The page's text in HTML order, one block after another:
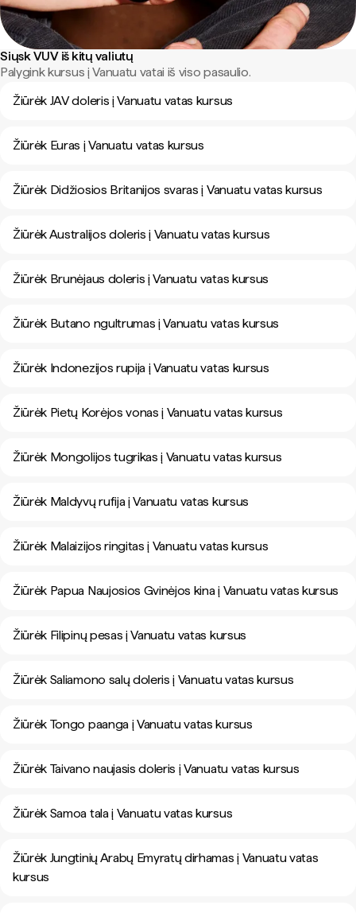
Siųsk VUV iš kitų valiutų
Palygink kursus į Vanuatu vatai iš viso pasaulio.
Žiūrėk JAV doleris į Vanuatu vatas kursus
Žiūrėk Euras į Vanuatu vatas kursus
Žiūrėk Didžiosios Britanijos svaras į Vanuatu vatas kursus
Žiūrėk Australijos doleris į Vanuatu vatas kursus
Žiūrėk Brunėjaus doleris į Vanuatu vatas kursus
Žiūrėk Butano ngultrumas į Vanuatu vatas kursus
Žiūrėk Indonezijos rupija į Vanuatu vatas kursus
Žiūrėk Pietų Korėjos vonas į Vanuatu vatas kursus
Žiūrėk Mongolijos tugrikas į Vanuatu vatas kursus
Žiūrėk Maldyvų rufija į Vanuatu vatas kursus
Žiūrėk Malaizijos ringitas į Vanuatu vatas kursus
Žiūrėk Papua Naujosios Gvinėjos kina į Vanuatu vatas kursus
Žiūrėk Filipinų pesas į Vanuatu vatas kursus
Žiūrėk Saliamono salų doleris į Vanuatu vatas kursus
Žiūrėk Tongo paanga į Vanuatu vatas kursus
Žiūrėk Taivano naujasis doleris į Vanuatu vatas kursus
Žiūrėk Samoa tala į Vanuatu vatas kursus
Žiūrėk Jungtinių Arabų Emyratų dirhamas į Vanuatu vatas
kursus